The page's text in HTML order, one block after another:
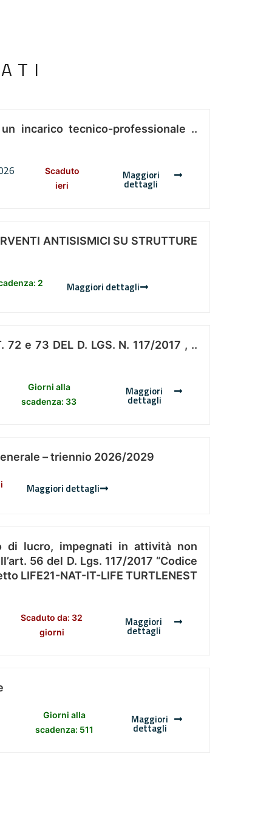
incarico tecnico-professionale ..
Scaduto
ieri
Maggiori
dettagli
ANTISISMICI SU STRUTTURE
2 Maggiori dettagli
72 e 73 DEL D. LGS. N. 117/2017 , ..
Giorni alla
scadenza: 33
Maggiori
dettagli
– triennio 2026/2029
Maggiori dettagli
di lucro, impegnati in attività non
56 del D. Lgs. 117/2017 “Codice
LIFE21-NAT-IT-LIFE TURTLENEST
Scaduto da: 32
giorni
Maggiori
dettagli
Giorni alla
scadenza: 511
Maggiori
dettagli